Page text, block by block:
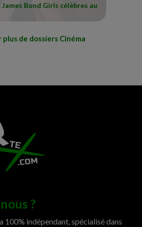
Bond Girls célèbres au
plus de dossiers Cinéma
?
100% indépendant, spécialisé dans